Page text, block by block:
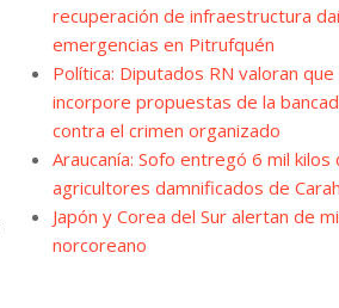
recuperación de infraestructura
emergencias en Pitrufquén
Política: Diputados RN valoran
incorpore propuestas de la
contra el crimen organizado
Araucanía: Sofo entregó 6 mil
agricultores damnificados de
Japón y Corea del Sur alertan de
norcoreano